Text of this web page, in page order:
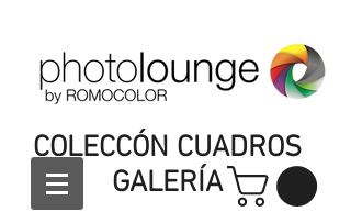
COLECCÓN CUADROS
GALERÍA